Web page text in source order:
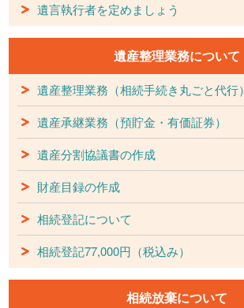
遺言執行者を定めましょう
遺産整理業務について
遺産整理業務（相続手続き丸ごと代行）
遺産承継業務（預貯金・有価証券）
遺産分割協議書の作成
財産目録の作成
相続登記について
相続登記77,000円（税込み）
相続放棄について